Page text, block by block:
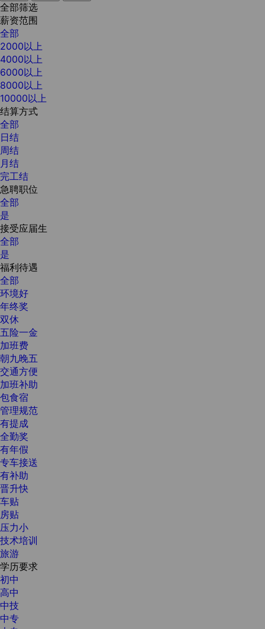
全部筛选
薪资范围
全部
2000以上
4000以上
6000以上
8000以上
10000以上
结算方式
全部
日结
周结
月结
完工结
急聘职位
全部
是
接受应届生
全部
是
福利待遇
全部
环境好
年终奖
双休
五险一金
加班费
朝九晚五
交通方便
加班补助
包食宿
管理规范
有提成
全勤奖
有年假
专车接送
有补助
晋升快
车贴
房贴
压力小
技术培训
旅游
学历要求
初中
高中
中技
中专